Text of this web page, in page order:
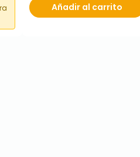
Añadir al carrito